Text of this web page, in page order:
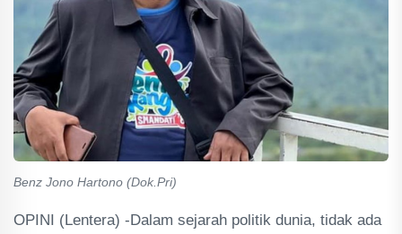
Benz Jono Hartono (Dok.Pri)
OPINI (Lentera) -Dalam sejarah politik dunia, tidak ada